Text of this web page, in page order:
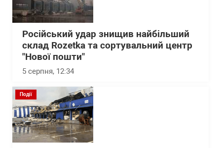
Російський удар знищив найбільший
склад Rozetka та сортувальний центр
"Нової пошти"
5 серпня, 12:34
Події